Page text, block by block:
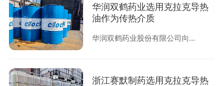
华润双鹤药业选用克拉克导热
油作为传热介质
华润双鹤药业股份有限公司向...
浙江赛默制药选用克拉克导热